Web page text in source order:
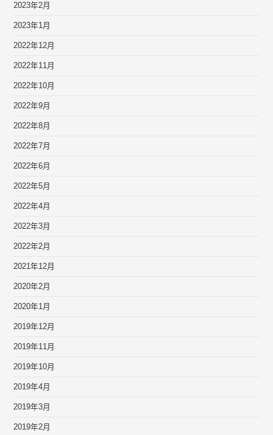
2023年2月
2023年1月
2022年12月
2022年11月
2022年10月
2022年9月
2022年8月
2022年7月
2022年6月
2022年5月
2022年4月
2022年3月
2022年2月
2021年12月
2020年2月
2020年1月
2019年12月
2019年11月
2019年10月
2019年4月
2019年3月
2019年2月